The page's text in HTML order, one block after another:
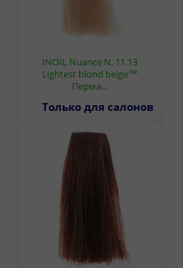
INOIL Nuance N. 11.13
Lightest blond beige™
Перма…
Только для салонов